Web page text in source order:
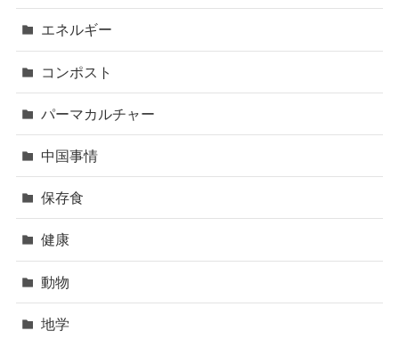
エネルギー
コンポスト
パーマカルチャー
中国事情
保存食
健康
動物
地学